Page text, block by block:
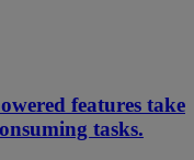
features take
tasks.